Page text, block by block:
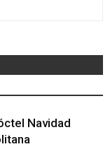
Navidad